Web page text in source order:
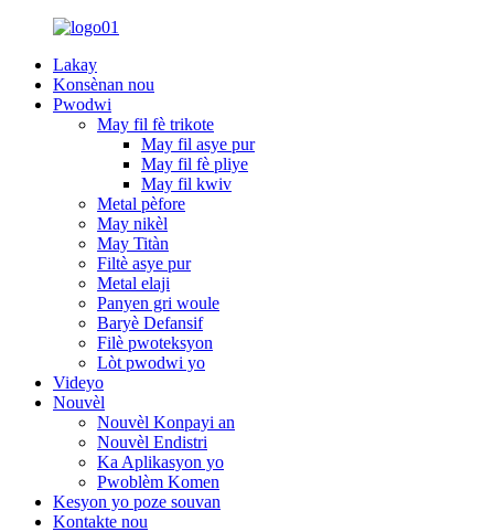
Lakay
Konsènan nou
Pwodwi
May fil fè trikote
May fil asye pur
May fil fè pliye
May fil kwiv
Metal pèfore
May nikèl
May Titàn
Filtè asye pur
Metal elaji
Panyen gri woule
Baryè Defansif
Filè pwoteksyon
Lòt pwodwi yo
Videyo
Nouvèl
Nouvèl Konpayi an
Nouvèl Endistri
Ka Aplikasyon yo
Pwoblèm Komen
Kesyon yo poze souvan
Kontakte nou